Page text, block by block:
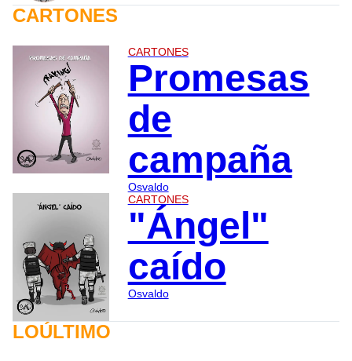
CARTONES
CARTONES
Promesas
de
campaña
Osvaldo
CARTONES
"Ángel"
caído
Osvaldo
LOÚLTIMO